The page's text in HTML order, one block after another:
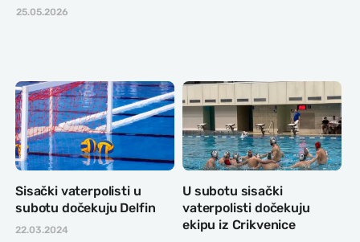
25.05.2026
Sisački vaterpolisti u
subotu dočekuju Delfin
22.03.2024
U subotu sisački
vaterpolisti dočekuju
ekipu iz Crikvenice